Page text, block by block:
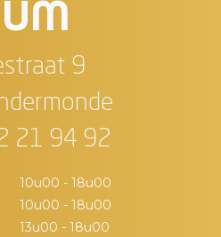
9
21 94 92
10u00 - 18u00
10u00 - 18u00
13u00 - 18u00